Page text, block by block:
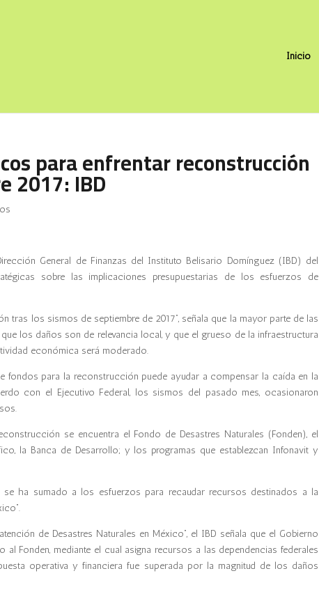
Inicio
para enfrentar reconstrucción
2017: IBD
General de Finanzas del Instituto Belisario Domínguez (IBD) del
sobre las implicaciones presupuestarias de los esfuerzos de
tras los sismos de septiembre de 2017”, señala que la mayor parte de las
los daños son de relevancia local, y que el grueso de la infraestructura
económica será moderado.
fondos para la reconstrucción puede ayudar a compensar la caída en la
con el Ejecutivo Federal, los sismos del pasado mes, ocasionaron
se encuentra el Fondo de Desastres Naturales (Fonden), el
la Banca de Desarrollo; y los programas que establezcan Infonavit y
ha sumado a los esfuerzos para recaudar recursos destinados a la
de Desastres Naturales en México”, el IBD señala que el Gobierno
Fonden, mediante el cual asigna recursos a las dependencias federales
operativa y financiera fue superada por la magnitud de los daños